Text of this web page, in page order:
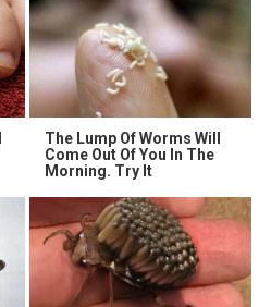
The Lump Of Worms Will
Come Out Of You In The
Morning. Try It